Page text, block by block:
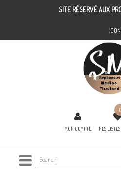
SITE RÉSERVÉ AUX
MON COMPTE
0
MES